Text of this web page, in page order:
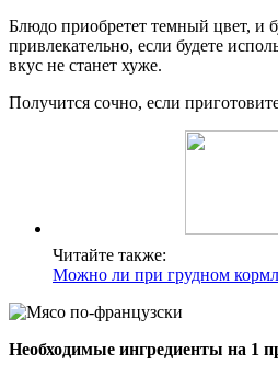
Блюдо приобретет темный цвет, и
привлекательно, если будете
вкус не станет хуже.
Получится сочно, если
Читайте также:
Можно ли при грудном
Необходимые ингредиенты на 1